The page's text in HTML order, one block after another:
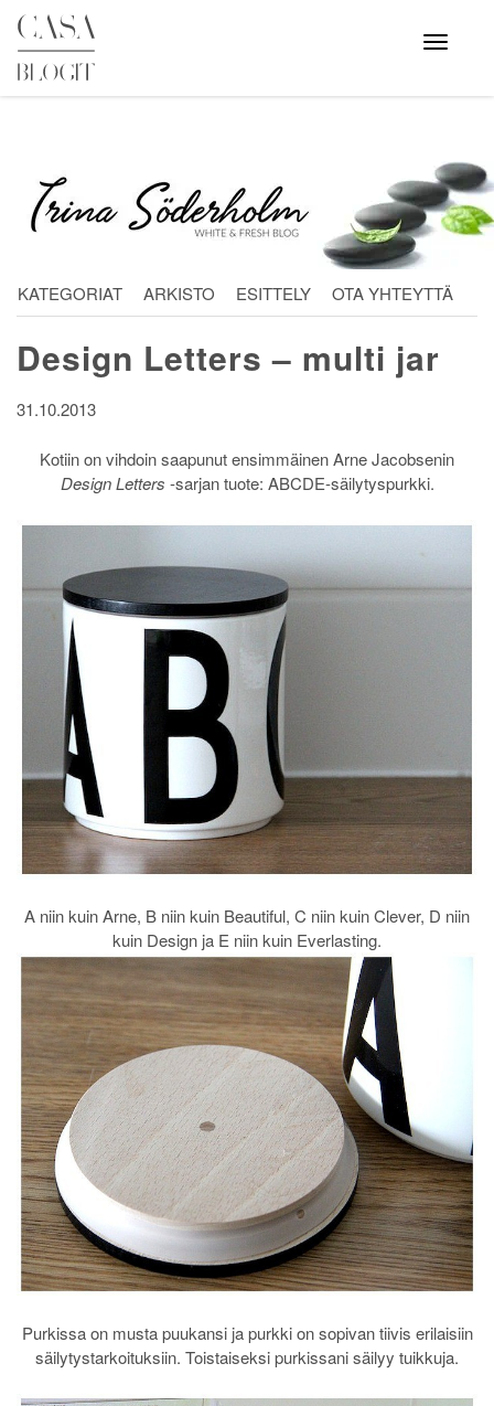
Skip
content
Avaa
valikko
KATEGORIAT ARKISTO ESITTELY OTA YHTEYTTÄ
Design Letters – multi jar
31.10.2013
Kotiin on vihdoin saapunut ensimmäinen Arne Jacobsenin
Design Letters -sarjan tuote: ABCDE-säilytyspurkki.
A niin kuin Arne, B niin kuin Beautiful, C niin kuin Clever, D niin
kuin Design ja E niin kuin Everlasting.
Purkissa on musta puukansi ja purkki on sopivan tiivis erilaisiin
säilytystarkoituksiin. Toistaiseksi purkissani säilyy tuikkuja.